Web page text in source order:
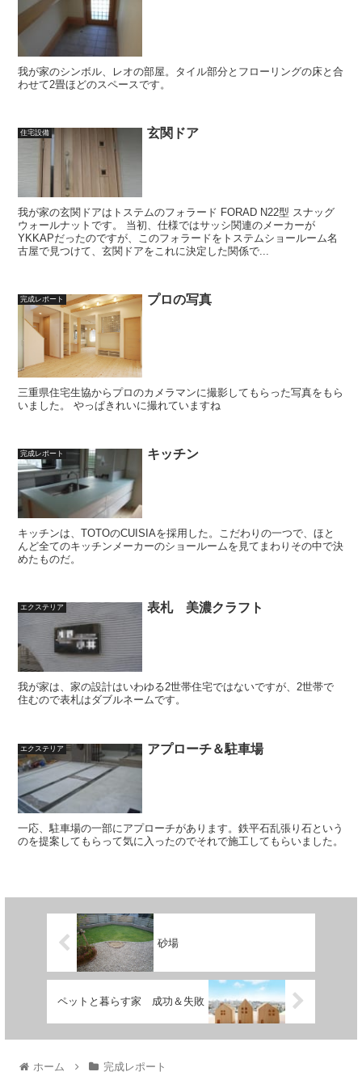
我が家のシンボル、レオの部屋。タイル部分とフローリングの床と合
わせて2畳ほどのスペースです。
住宅設備 玄関ドア
我が家の玄関ドアはトステムのフォラード FORAD N22型 スナッグ
ウォールナットです。 当初、仕様ではサッシ関連のメーカーが
YKKAPだったのですが、このフォラードをトステムショールーム名
古屋で見つけて、玄関ドアをこれに決定した関係で...
完成レポート プロの写真
三重県住宅生協からプロのカメラマンに撮影してもらった写真をもら
いました。 やっぱきれいに撮れていますね
完成レポート キッチン
キッチンは、TOTOのCUISIAを採用した。こだわりの一つで、ほと
んど全てのキッチンメーカーのショールームを見てまわりその中で決
めたものだ。
エクステリア 表札 美濃クラフト
我が家は、家の設計はいわゆる2世帯住宅ではないですが、2世帯で
住むので表札はダブルネームです。
エクステリア アプローチ＆駐車場
一応、駐車場の一部にアプローチがあります。鉄平石乱張り石という
のを提案してもらって気に入ったのでそれで施工してもらいました。
砂場
ペットと暮らす家 成功＆失敗
ホーム 完成レポート